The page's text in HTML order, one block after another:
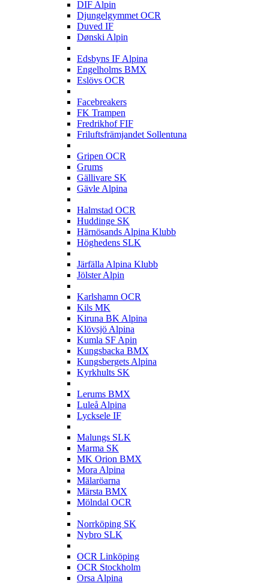
DIF Alpin
Djungelgymmet OCR
Duved IF
Dønski Alpin
Edsbyns IF Alpina
Engelholms BMX
Eslövs OCR
Facebreakers
FK Trampen
Fredrikhof FIF
Friluftsfrämjandet Sollentuna
Gripen OCR
Grums
Gällivare SK
Gävle Alpina
Halmstad OCR
Huddinge SK
Härnösands Alpina Klubb
Höghedens SLK
Järfälla Alpina Klubb
Jölster Alpin
Karlshamn OCR
Kils MK
Kiruna BK Alpina
Klövsjö Alpina
Kumla SF Apin
Kungsbacka BMX
Kungsbergets Alpina
Kyrkhults SK
Lerums BMX
Luleå Alpina
Lycksele IF
Malungs SLK
Marma SK
MK Orion BMX
Mora Alpina
Mälaröarna
Märsta BMX
Mölndal OCR
Norrköping SK
Nybro SLK
OCR Linköping
OCR Stockholm
Orsa Alpina